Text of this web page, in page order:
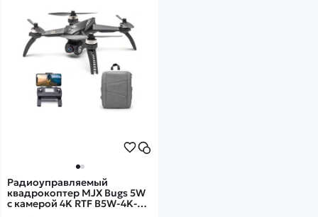
Радиоуправляемый
квадрокоптер MJX Bugs 5W
с камерой 4K RTF B5W-4K-